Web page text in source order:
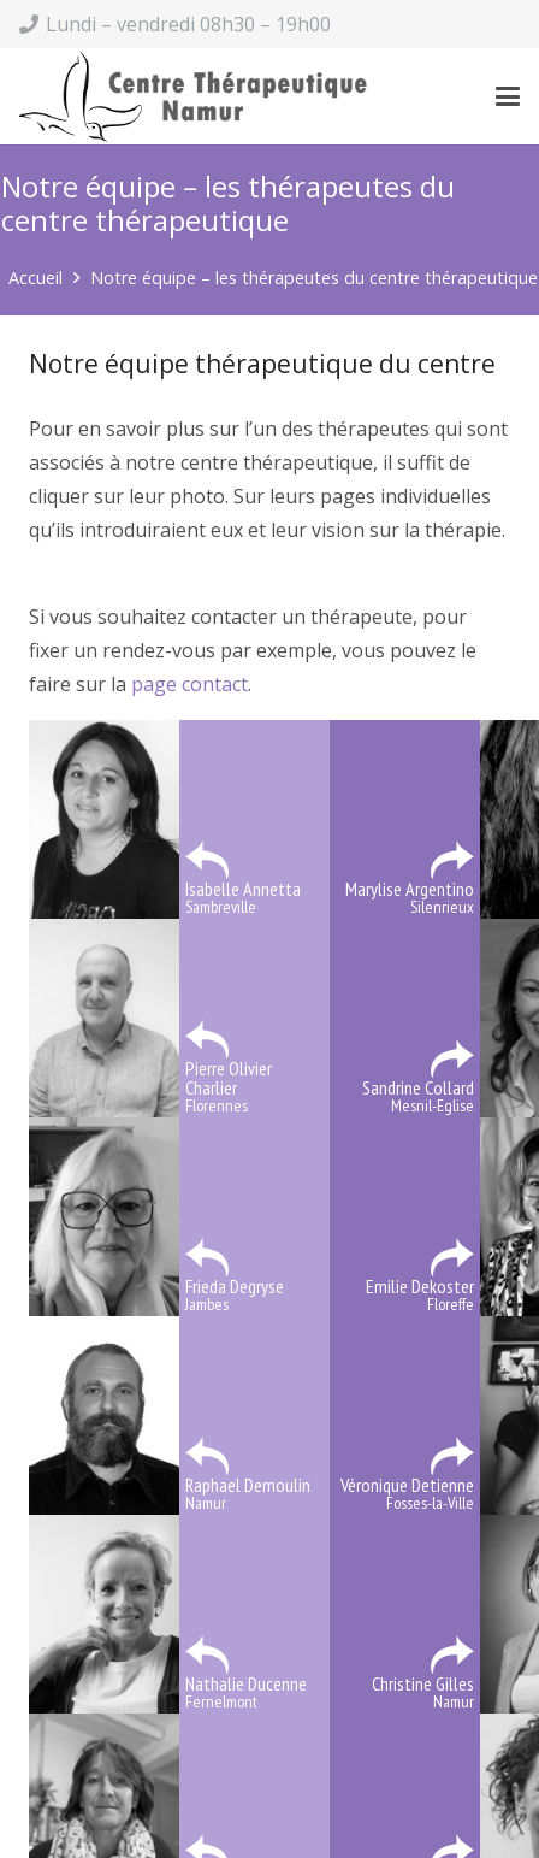
Lundi – vendredi 08h30 – 19h00
Notre équipe – les thérapeutes du
centre thérapeutique
Accueil Notre équipe – les thérapeutes du centre thérapeutique
Notre équipe thérapeutique du centre
Pour en savoir plus sur l’un des thérapeutes qui sont
associés à notre centre thérapeutique, il suffit de
cliquer sur leur photo. Sur leurs pages individuelles
qu’ils introduiraient eux et leur vision sur la thérapie.
Si vous souhaitez contacter un thérapeute, pour
fixer un rendez-vous par exemple, vous pouvez le
faire sur la page contact.
Isabelle Annetta
Sambreville
Marylise Argentino
Silenrieux
Pierre Olivier
Charlier
Florennes
Sandrine Collard
Mesnil-Eglise
Frieda Degryse
Jambes
Emilie Dekoster
Floreffe
Raphael Demoulin
Namur
Véronique Detienne
Fosses-la-Ville
Nathalie Ducenne
Fernelmont
Christine Gilles
Namur